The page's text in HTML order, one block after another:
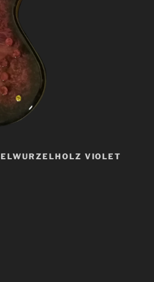
VIOLET